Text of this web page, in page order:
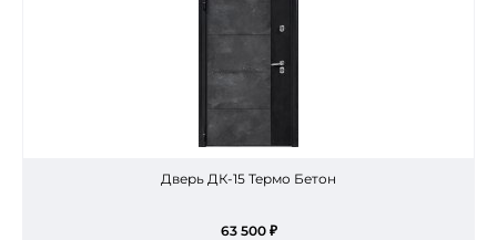
Дверь ДК-15 Термо Бетон
63 500 ₽